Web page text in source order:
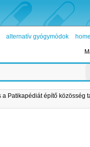
alternatív gyógymódok
Patikapédiát építő közösség